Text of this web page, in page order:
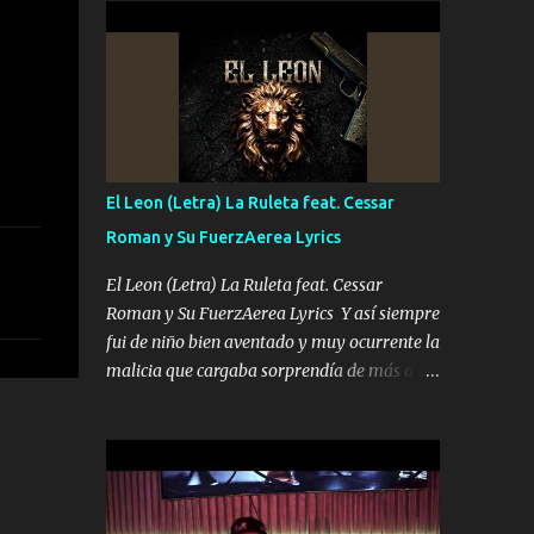
por el interés P...
inteligente junto con su hermano el TRES
blindado el Estado tiene andan ESPERANDO
al UNO QUE PRONTO ESTARÁ PRESENTE
Que no falten las bucanas ni tampoco las
mujeres porque es platica de grandes por eso
hay que estar alegres doy las instrucciones
para atender los deberes Música Si es que
salta algún problema de confianza tengo
gente ahí está el Hombre Cuarenta y
también Pariente 7 arreglan cualquier
problema no más es cuestión que ordené
NOS HACE FALTA UN HERMANO DE CLAVE
SIEMPRE VIO POR LA FAMILIA PARA QUE
SIGA EL LEGADO Es el DOS de los
HERMANOS un cerebro inteligente y com...
El Leon (Letra) La Ruleta feat. Cessar
Roman y Su FuerzAerea Lyrics
El Leon (Letra) La Ruleta feat. Cessar
Roman y Su FuerzAerea Lyrics Y así siempre
fui de niño bien aventado y muy ocurrente la
malicia que cargaba sorprendía de más a la
Tranquilo me la navego ando en lo mío sin
ni un pendiente si hay problemas lo